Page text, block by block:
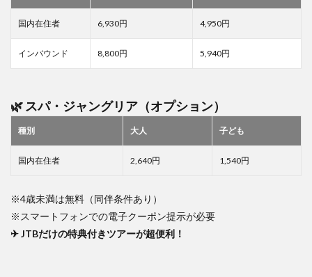
国内在住者 6,930円 4,950円
インバウンド 8,800円 5,940円
🌿 スパ・ジャングリア（オプション）
種別 大人 子ども
国内在住者 2,640円 1,540円
※4歳未満は無料（同伴条件あり）
※スマートフォンでの電子クーポン提示が必要
✈ JTBだけの特典付きツアーが超便利！